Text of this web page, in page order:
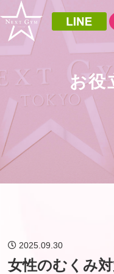
お役
2025.09.30
女性のむくみ